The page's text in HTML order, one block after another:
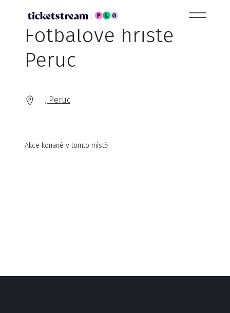
Fotbalové hřiště
Peruc
, Peruc
Akce konané v tomto místě